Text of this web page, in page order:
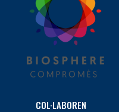
COL·LABOREN